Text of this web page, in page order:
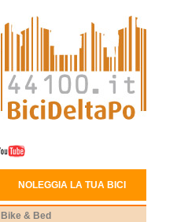
NOLEGGIA LA TUA BICI
Bike & Bed